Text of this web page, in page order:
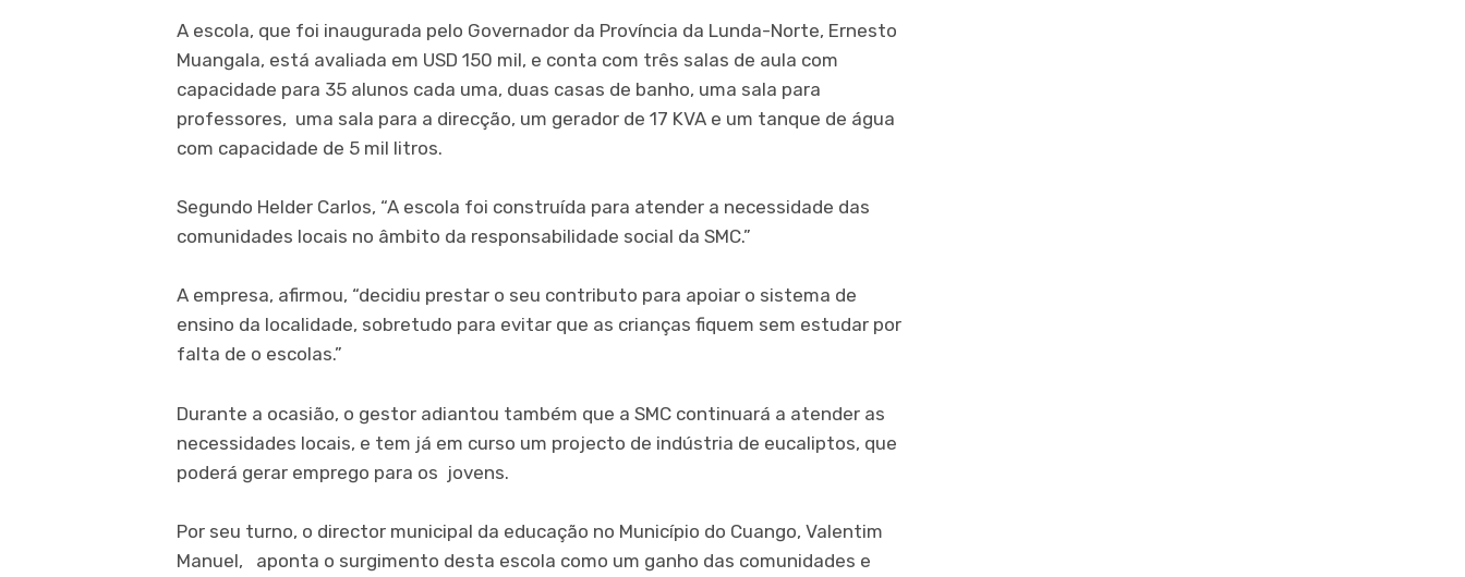
A escola, que foi inaugurada pelo Governador da Província da Lunda-Norte, Ernesto
Muangala, está avaliada em USD 150 mil, e conta com três salas de aula com
capacidade para 35 alunos cada uma, duas casas de banho, uma sala para
professores, uma sala para a direcção, um gerador de 17 KVA e um tanque de água
com capacidade de 5 mil litros.
Segundo Helder Carlos, “A escola foi construída para atender a necessidade das
comunidades locais no âmbito da responsabilidade social da SMC.”
A empresa, afirmou, “decidiu prestar o seu contributo para apoiar o sistema de
ensino da localidade, sobretudo para evitar que as crianças fiquem sem estudar por
falta de o escolas.”
Durante a ocasião, o gestor adiantou também que a SMC continuará a atender as
necessidades locais, e tem já em curso um projecto de indústria de eucaliptos, que
poderá gerar emprego para os jovens.
Por seu turno, o director municipal da educação no Município do Cuango, Valentim
Manuel, aponta o surgimento desta escola como um ganho das comunidades e